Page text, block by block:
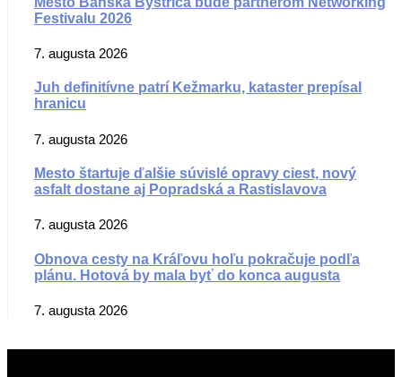
Festivalu 2026
7. augusta 2026
Juh definitívne patrí Kežmarku, kataster prepísal
hranicu
7. augusta 2026
Mesto štartuje ďalšie súvislé opravy ciest, nový
asfalt dostane aj Popradská a Rastislavova
7. augusta 2026
Obnova cesty na Kráľovu hoľu pokračuje podľa
plánu. Hotová by mala byť do konca augusta
7. augusta 2026